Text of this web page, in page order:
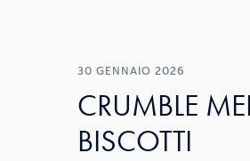
30 GENNAIO 2026
CRUMBLE
BISCOTTI